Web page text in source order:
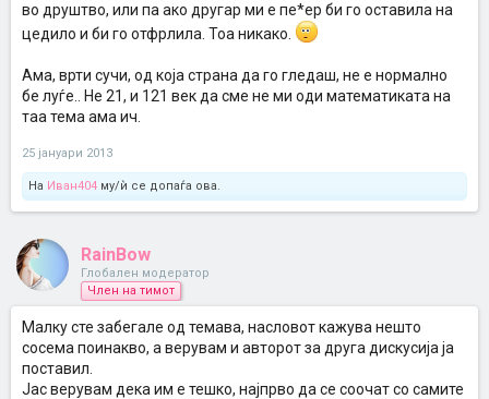
во друштво, или па ако другар ми е пе*ер би го оставила на
цедило и би го отфрлила. Тоа никако.
Ама, врти сучи, од која страна да го гледаш, не е нормално
бе луѓе.. Не 21, и 121 век да сме не ми оди математиката на
таа тема ама ич.
25 јануари 2013
На Иван404 му/ѝ се допаѓа ова.
RainBow
Глобален модератор
Член на тимот
Малку сте забегале од темава, насловот кажува нешто
сосема поинакво, а верувам и авторот за друга дискусија ја
поставил.
Јас верувам дека им е тешко, најпрво да се соочат со самите